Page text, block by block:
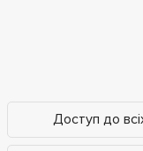
Доступ до